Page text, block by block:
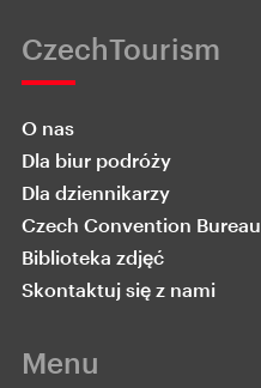
CzechTourism
O nas
Dla biur podróży
Dla dziennikarzy
Czech Convention Bureau
Biblioteka zdjęć
Skontaktuj się z nami
Menu